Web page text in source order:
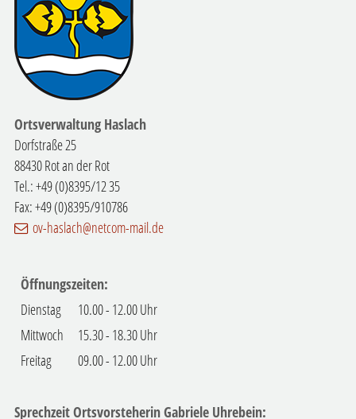
Ortsverwaltung Haslach
Dorfstraße 25
88430 Rot an der Rot
Tel.: +49 (0)8395/12 35
Fax: +49 (0)8395/910786
ov-haslach@netcom-mail.de
Öffnungszeiten:
Dienstag
10.00 - 12.00 Uhr
Mittwoch
15.30 - 18.30 Uhr
Freitag
09.00 - 12.00 Uhr
Sprechzeit Ortsvorsteherin Gabriele Uhrebein: